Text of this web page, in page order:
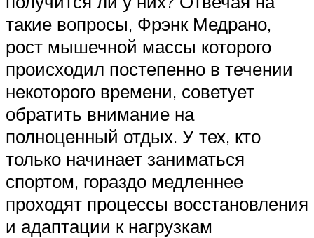
такие вопросы, Фрэнк Медрано,
рост мышечной массы которого
происходил постепенно в течении
некоторого времени, советует
обратить внимание на
полноценный отдых. У тех, кто
только начинает заниматься
спортом, гораздо медленнее
проходят процессы восстановления
и адаптации к нагрузкам